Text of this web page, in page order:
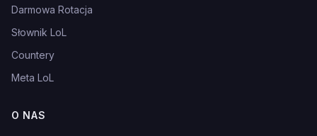
Darmowa Rotacja
Słownik LoL
Countery
Meta LoL
O NAS